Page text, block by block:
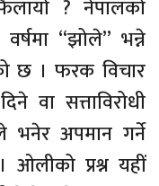
? नेपालको
“झोले” भन्ने
छ । फरक विचार
वा सत्ताविरोधी
भनेर अपमान गर्ने
प्रश्न यहीं